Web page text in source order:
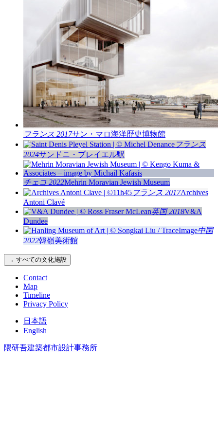
フランス 2017サン・マロ海洋歴史博物館
フランス
2024サンドニ・プレイエル駅
チェコ 2022Mehrin Moravian Jewish Museum
フランス 2017Archives
Antoni Clavé
英国 2018V&A
Dundee
中国
2022韓嶺美術館
→ すべての文化施設
Contact
Map
Timeline
Privacy Policy
日本語
English
隈研吾建築都市設計事務所